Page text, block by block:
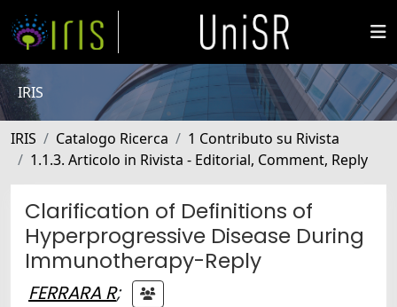
IRIS
IRIS Catalogo Ricerca
1 Contributo su Rivista
1.1.3. Articolo in Rivista - Editorial, Comment, Reply
Clarification of Definitions of
Hyperprogressive Disease During
Immunotherapy-Reply
FERRARA R;